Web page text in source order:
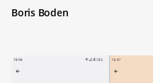
Boris Boden